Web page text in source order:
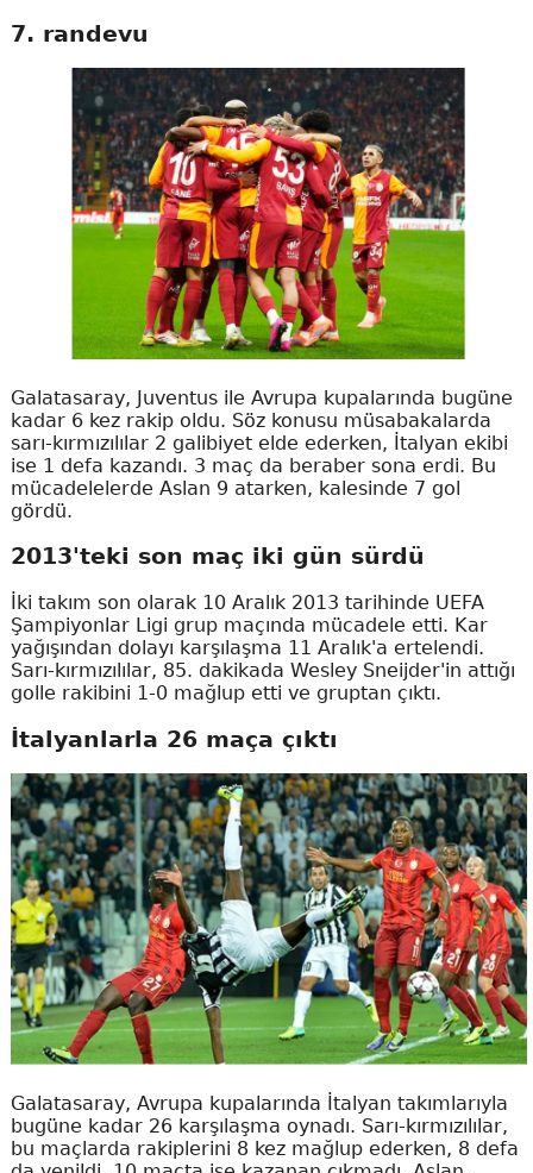
7. randevu
Galatasaray, Juventus ile Avrupa kupalarında bugüne
kadar 6 kez rakip oldu. Söz konusu müsabakalarda
sarı-kırmızılılar 2 galibiyet elde ederken, İtalyan ekibi
ise 1 defa kazandı. 3 maç da beraber sona erdi. Bu
mücadelelerde Aslan 9 atarken, kalesinde 7 gol
gördü.
2013'teki son maç iki gün sürdü
İki takım son olarak 10 Aralık 2013 tarihinde UEFA
Şampiyonlar Ligi grup maçında mücadele etti. Kar
yağışından dolayı karşılaşma 11 Aralık'a ertelendi.
Sarı-kırmızılılar, 85. dakikada Wesley Sneijder'in attığı
golle rakibini 1-0 mağlup etti ve gruptan çıktı.
İtalyanlarla 26 maça çıktı
Galatasaray, Avrupa kupalarında İtalyan takımlarıyla
bugüne kadar 26 karşılaşma oynadı. Sarı-kırmızılılar,
bu maçlarda rakiplerini 8 kez mağlup ederken, 8 defa